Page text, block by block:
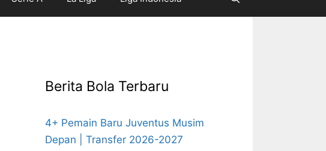
Berita Bola Terbaru
4+ Pemain Baru Juventus Musim
Depan | Transfer 2026-2027